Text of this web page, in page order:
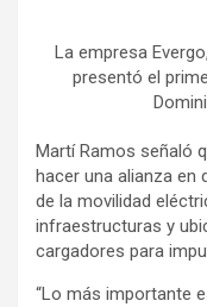
La empresa
presentó el
Martí Ramos señaló
hacer una alianza en
de la movilidad
infraestructuras y
cargadores para
“Lo más importante